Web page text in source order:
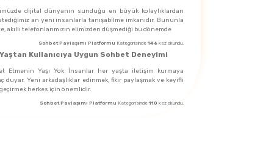
dijital dünyanın sunduğu en büyük kolaylıklardan
an yeni insanlarla tanışabilme imkanıdır. Bununla
akıllı telefonlarımızın elimizden düşmediği bu dönemde
Sohbet Paylaşımı Platformu Kategorisinde 146 kez okundu.
Kullanıcıya Uygun Sohbet Deneyimi
Etmenin Yaşı Yok İnsanlar her yaşta iletişim kurmaya
duyar. Yeni arkadaşlıklar edinmek, fikir paylaşmak ve keyifli
herkes için önemlidir.
Sohbet Paylaşımı Platformu Kategorisinde 110 kez okundu.